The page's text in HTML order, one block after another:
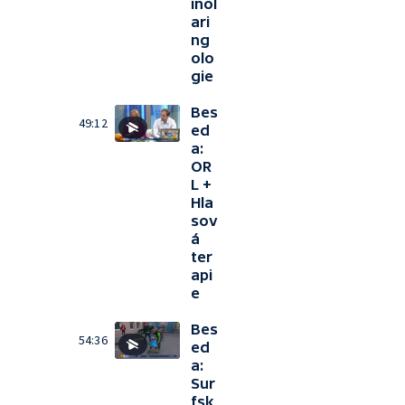
inol
ari
ng
olo
gie
49:12
Bes
ed
a:
OR
L +
Hla
sov
á
ter
api
e
54:36
Bes
ed
a:
Sur
fsk